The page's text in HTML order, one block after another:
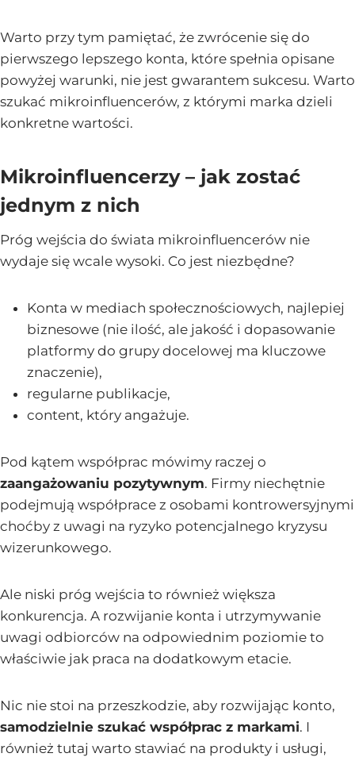
Warto przy tym pamiętać, że zwrócenie się do
pierwszego lepszego konta, które spełnia opisane
powyżej warunki, nie jest gwarantem sukcesu. Warto
szukać mikroinfluencerów, z którymi marka dzieli
konkretne wartości.
Mikroinfluencerzy – jak zostać
jednym z nich
Próg wejścia do świata mikroinfluencerów nie
wydaje się wcale wysoki. Co jest niezbędne?
Konta w mediach społecznościowych, najlepiej
biznesowe (nie ilość, ale jakość i dopasowanie
platformy do grupy docelowej ma kluczowe
znaczenie),
regularne publikacje,
content, który angażuje.
Pod kątem współprac mówimy raczej o
zaangażowaniu pozytywnym. Firmy niechętnie
podejmują współprace z osobami kontrowersyjnymi
choćby z uwagi na ryzyko potencjalnego kryzysu
wizerunkowego.
Ale niski próg wejścia to również większa
konkurencja. A rozwijanie konta i utrzymywanie
uwagi odbiorców na odpowiednim poziomie to
właściwie jak praca na dodatkowym etacie.
Nic nie stoi na przeszkodzie, aby rozwijając konto,
samodzielnie szukać współprac z markami. I
również tutaj warto stawiać na produkty i usługi,